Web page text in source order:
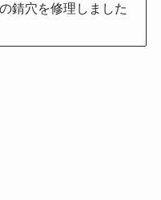
錆穴を修理しました